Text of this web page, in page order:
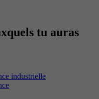
tu auras
industrielle